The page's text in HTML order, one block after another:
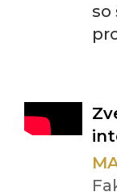
so